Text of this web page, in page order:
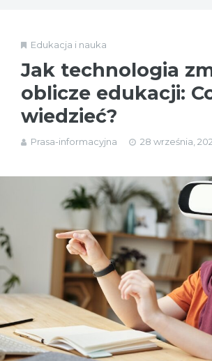
Edukacja i nauka
Jak technologia
oblicze edukacji:
wiedzieć?
Prasa-informacyjna 28 września,